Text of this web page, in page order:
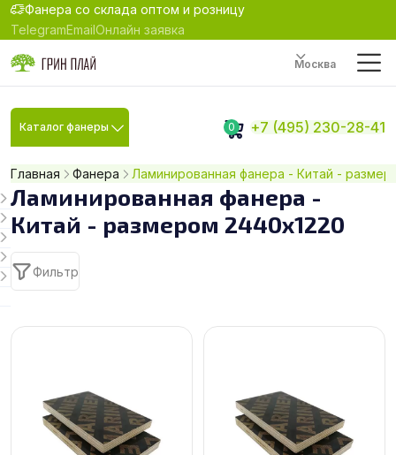
Фанера со склада оптом и розницу
TelegramEmailОнлайн заявка
Москва
Каталог фанеры 0 +7 (495) 230-28-41
Главная Фанера Ламинированная фанера - Китай -
Ламинированная фанера -
Китай - размером 2440х1220
Фильтр